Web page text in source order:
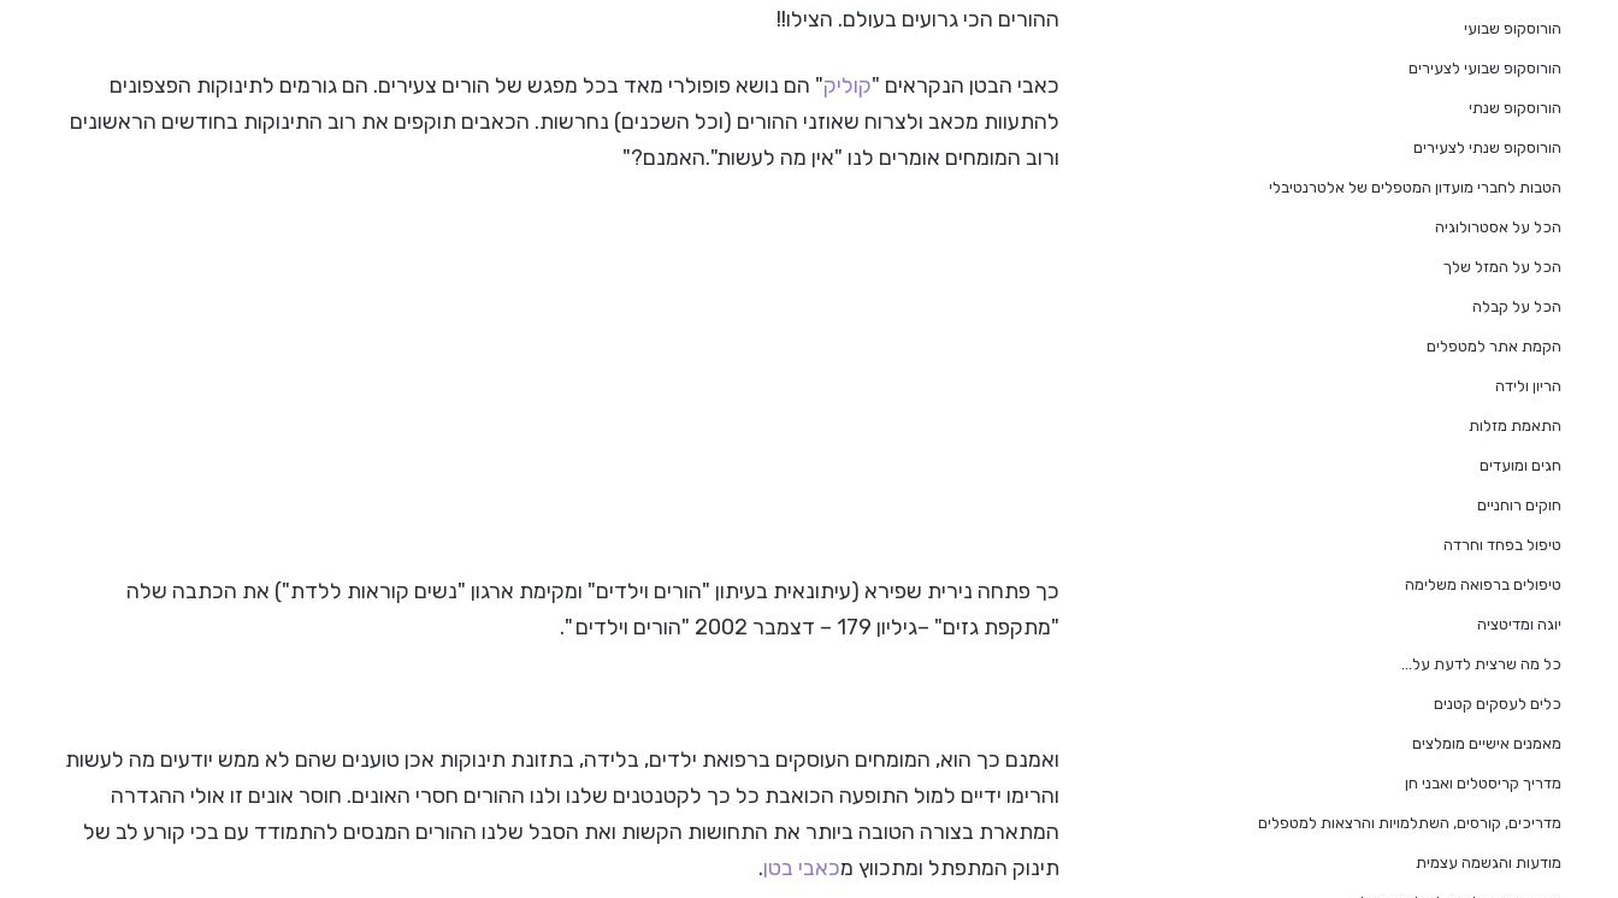
ההורים הכי גרועים בעולם. הצילו!!
כאבי הבטן הנקראים "קוליק" הם נושא פופולרי מאד בכל מפגש של הורים צעירים. הם גורמים לתינוקות הפצפונים
להתעוות מכאב ולצרוח שאוזני ההורים (וכל השכנים) נחרשות. הכאבים תוקפים את רוב התינוקות בחודשים הראשונים
ורוב המומחים אומרים לנו "אין מה לעשות".האמנם?"
כך פתחה נירית שפירא (עיתונאית בעיתון "הורים וילדים" ומקימת ארגון "נשים קוראות ללדת") את הכתבה שלה
"מתקפת גזים" –גיליון 179 – דצמבר 2002 "הורים וילדים ".
ואמנם כך הוא, המומחים העוסקים ברפואת ילדים, בלידה, בתזונת תינוקות אכן טוענים שהם לא ממש יודעים מה לעשות
והרימו ידיים למול התופעה הכואבת כל כך לקטנטנים שלנו ולנו ההורים חסרי האונים. חוסר אונים זו אולי ההגדרה
המתארת בצורה הטובה ביותר את התחושות הקשות ואת הסבל שלנו ההורים המנסים להתמודד עם בכי קורע לב של
תינוק המתפתל ומתכווץ מכאבי בטן.
הורוסקופ שבועי
הורוסקופ שבועי לצעירים
הורוסקופ שנתי
הורוסקופ שנתי לצעירים
הטבות לחברי מועדון המטפלים של אלטרנטיבלי
הכל על אסטרולוגיה
הכל על המזל שלך
הכל על קבלה
הקמת אתר למטפלים
הריון ולידה
התאמת מזלות
חגים ומועדים
חוקים רוחניים
טיפול בפחד וחרדה
טיפולים ברפואה משלימה
יוגה ומדיטציה
כל מה שרצית לדעת על…
כלים לעסקים קטנים
מאמנים אישיים מומלצים
מדריך קריסטלים ואבני חן
מדריכים, קורסים, השתלמויות והרצאות למטפלים
מודעות והגשמה עצמית